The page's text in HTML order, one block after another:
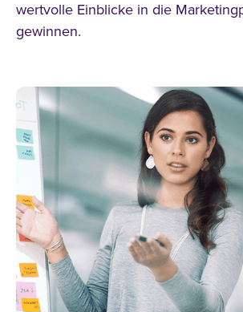
wertvolle Einblicke in die
gewinnen.alle Filter zurücksetzen